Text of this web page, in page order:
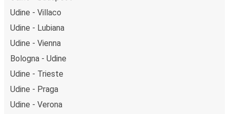
Udine - Villaco
Udine - Lubiana
Udine - Vienna
Bologna - Udine
Udine - Trieste
Udine - Praga
Udine - Verona